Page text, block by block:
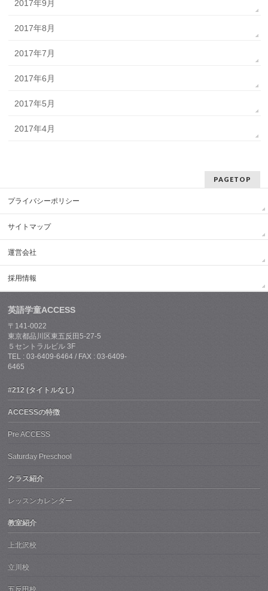
2017年9月
2017年8月
2017年7月
2017年6月
2017年5月
2017年4月
PAGETOP
プライバシーポリシー
サイトマップ
運営会社
採用情報
英語学童ACCESS
〒141-0022
東京都品川区東五反田5-27-5
５セントラルビル 3F
TEL : 03-6409-6464 / FAX : 03-6409-
6465
#212 (タイトルなし)
ACCESSの特徴
Pre ACCESS
Saturday Preschool
クラス紹介
レッスンカレンダー
教室紹介
上北沢校
立川校
五反田校